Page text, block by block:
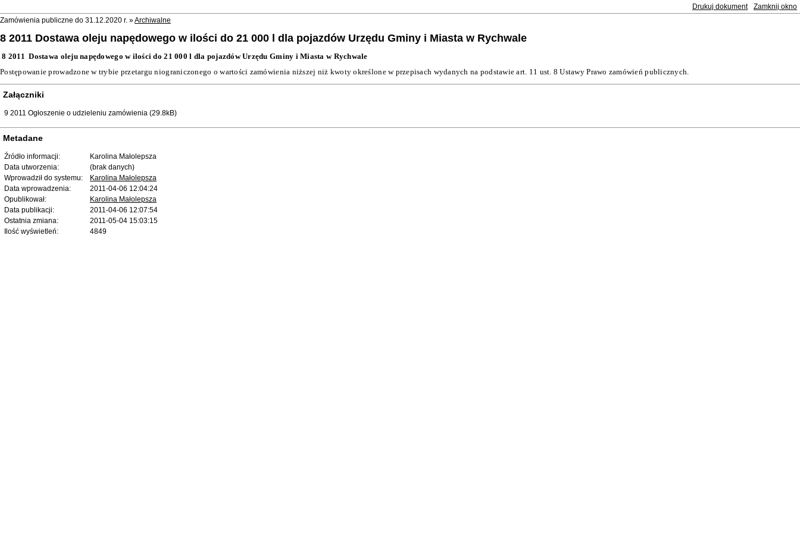
Zamknij okno
Drukuj dokument
Zamówienia publiczne do 31.12.2020 r. »Archiwalne
8 2011 Dostawa oleju napędowego w ilości do 21 000 l dla pojazdów Urzędu Gminy i Miasta w Rychwale
8 2011Dostawa oleju napędowego w ilości do 21 000 l dla pojazdów Urzędu Gminy i Miasta w Rychwale
Postępowanie prowadzone w trybie przetargu niograniczonego o wartości zamówienia niższej niż kwoty określone w przepisach wydanych na podstawie art. 11 ust. 8 Ustawy Prawo zamówień publicznych.
Załączniki
9 2011 Ogłoszenie o udzieleniu zamówienia (29.8kB)
Metadane
Źródło informacji:
Karolina Małolepsza
Data utworzenia:
(brak danych)
Wprowadził do systemu:
Karolina Małolepsza
Data wprowadzenia:
2011-04-06 12:04:24
Opublikował:
Karolina Małolepsza
Data publikacji:
2011-04-06 12:07:54
Ostatnia zmiana:
2011-05-04 15:03:15
Ilość wyświetleń:
4849